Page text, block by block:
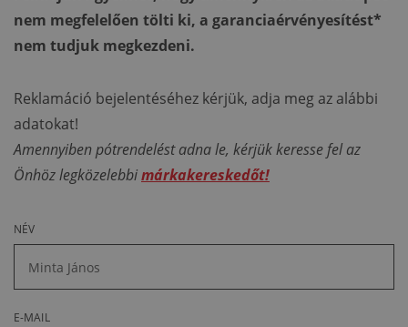
nem megfelelően tölti ki, a garanciaérvényesítést*
nem tudjuk megkezdeni.
Reklamáció bejelentéséhez kérjük, adja meg az alábbi
adatokat!
Amennyiben pótrendelést adna le, kérjük keresse fel az
Önhöz legközelebbimárkakereskedőt!
NÉV
E-MAIL